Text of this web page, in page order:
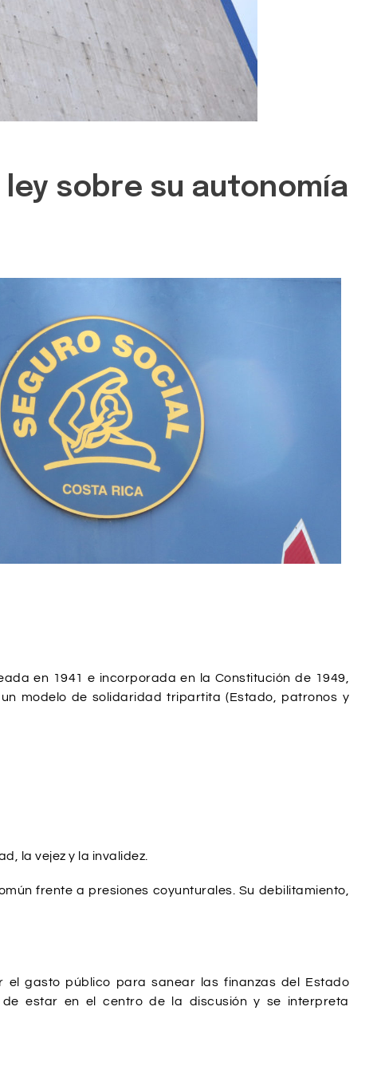
sobre su autonomía
en 1941 e incorporada en la Constitución de 1949,
modelo de solidaridad tripartita (Estado, patronos y
la vejez y la invalidez.
frente a presiones coyunturales. Su debilitamiento,
el gasto público para sanear las finanzas del Estado
estar en el centro de la discusión y se interpreta